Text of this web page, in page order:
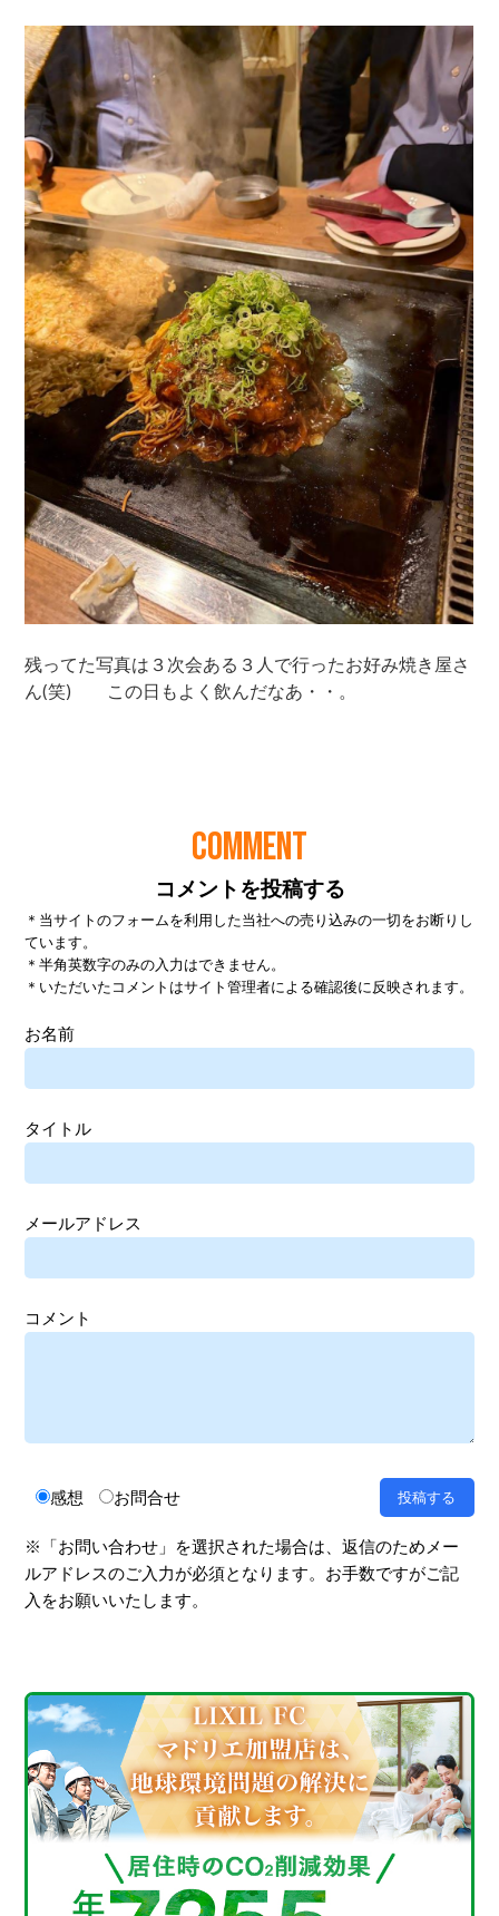
COMMENT
コメントを投稿する
＊当サイトのフォームを利用した当社への売り込みの一切をお断りし
ています。
＊半角英数字のみの入力はできません。
＊いただいたコメントはサイト管理者による確認後に反映されます。
お名前
タイトル
メールアドレス
コメント
感想 お問合せ
※「お問い合わせ」を選択された場合は、返信のためメー
ルアドレスのご入力が必須となります。お手数ですがご記
入をお願いいたします。